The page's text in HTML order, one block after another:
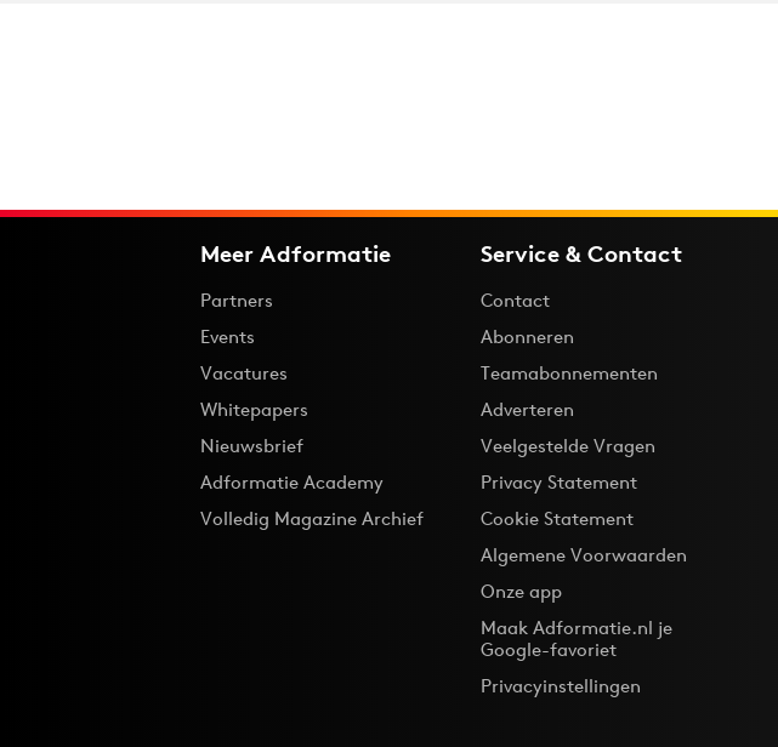
Meer Adformatie
Partners
Events
Vacatures
Whitepapers
Nieuwsbrief
Adformatie Academy
Volledig Magazine Archief
Service & Contact
Contact
Abonneren
Teamabonnementen
Adverteren
Veelgestelde Vragen
Privacy Statement
Cookie Statement
Algemene Voorwaarden
Onze app
Maak Adformatie.nl je
Google-favoriet
Privacyinstellingen